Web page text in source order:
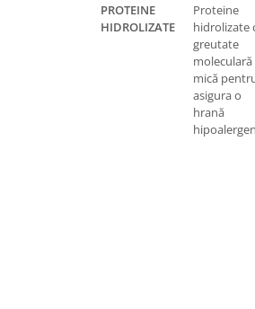
PROTEINE
HIDROLIZATE
Proteine
hidrolizate
greutate
moleculară
mică
asigura o
hrană